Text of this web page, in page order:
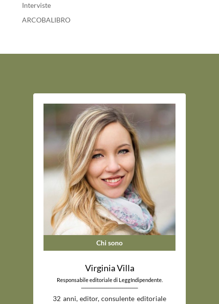
Interviste
ARCOBALIBRO
Chi sono
Virginia Villa
Responsabile editoriale di LeggIndipendente.
_____________________________
32 anni, editor, consulente editoriale